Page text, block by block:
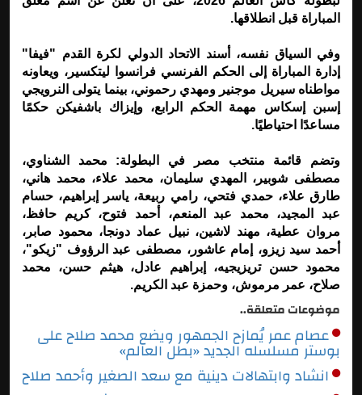
المباراة قبل انطلاقها.
وفي السياق نفسه، أسند الاتحاد الدولي لكرة القدم "فيفا"
إدارة المباراة إلى الحكم الفرنسي فرانسوا ليتكسير، ويعاونه
مواطناه سيريل موجنير ومهدي رحموني، بينما يتولى النرويجي
إسبن إسكاس مهمة الحكم الرابع، وإيزاك باشفيكن حكمًا
مساعدًا احتياطيًا.
وتضم قائمة منتخب مصر في البطولة: محمد الشناوي،
مصطفى شوبير، المهدي سليمان، محمد علاء، محمد هاني،
طارق علاء، حمدي فتحي، رامي ربيعة، ياسر إبراهيم، حسام
عبد المجيد، محمد عبد المنعم، أحمد فتوح، كريم حافظ،
مروان عطية، مهند لاشين، نبيل عماد دونجا، محمود صابر،
أحمد سيد زيزو، إمام عاشور، مصطفى عبد الرؤوف "زيكو"،
محمود حسن تريزيجيه، إبراهيم عادل، هيثم حسن، محمد
صلاح، عمر مرموش، وحمزة عبد الكريم.
موضوعات متعلقة..
عصام عمر يُمازح الجمهور ويضع محمد صلاح على
بوستر مسلسله الجديد «بطل العالم»
انشاد وابتهالات دينية مع سعد الصغير وأحمد صلاح